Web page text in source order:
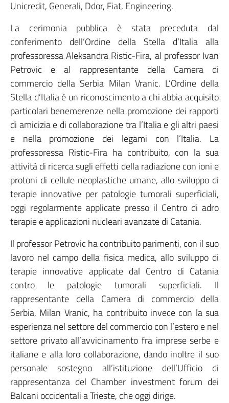
Unicredit, Generali, Ddor, Fiat, Engineering.
La cerimonia pubblica è stata preceduta dal
conferimento dell’Ordine della Stella d’Italia alla
professoressa Aleksandra Ristic-Fira, al professor Ivan
Petrovic e al rappresentante della Camera di
commercio della Serbia Milan Vranic. L’Ordine della
Stella d’Italia è un riconoscimento a chi abbia acquisito
particolari benemerenze nella promozione dei rapporti
di amicizia e di collaborazione tra l’Italia e gli altri paesi
e nella promozione dei legami con l’Italia. La
professoressa Ristic-Fira ha contribuito, con la sua
attività di ricerca sugli effetti della radiazione con ioni e
protoni di cellule neoplastiche umane, allo sviluppo di
terapie innovative per patologie tumorali superficiali,
oggi regolarmente applicate presso il Centro di adro
terapie e applicazioni nucleari avanzate di Catania.
Il professor Petrovic ha contribuito parimenti, con il suo
lavoro nel campo della fisica medica, allo sviluppo di
terapie innovative applicate dal Centro di Catania
contro le patologie tumorali superficiali. Il
rappresentante della Camera di commercio della
Serbia, Milan Vranic, ha contribuito invece con la sua
esperienza nel settore del commercio con l’estero e nel
settore privato all’avvicinamento fra imprese serbe e
italiane e alla loro collaborazione, dando inoltre il suo
personale sostegno all’istituzione dell’Ufficio di
rappresentanza del Chamber investment forum dei
Balcani occidentali a Trieste, che oggi dirige.